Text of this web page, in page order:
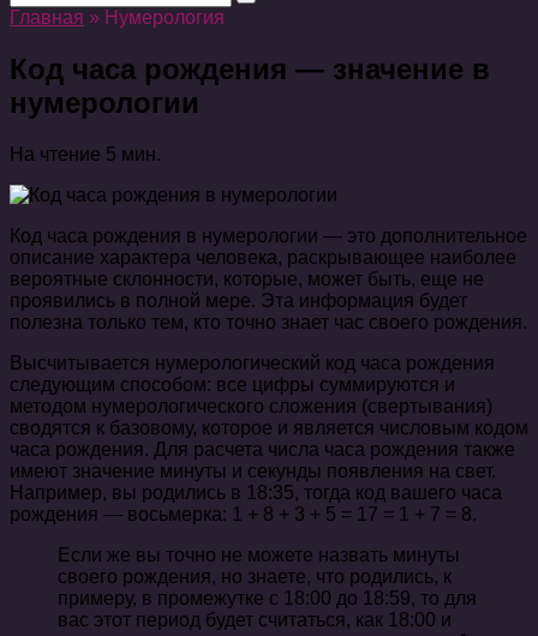
for:
Главная » Нумерология
Код часа рождения — значение в
нумерологии
На чтение 5 мин.
Код часа рождения в нумерологии — это дополнительное
описание характера человека, раскрывающее наиболее
вероятные склонности, которые, может быть, еще не
проявились в полной мере. Эта информация будет
полезна только тем, кто точно знает час своего рождения.
Высчитывается нумерологический код часа рождения
следующим способом: все цифры суммируются и
методом нумерологического сложения (свертывания)
сводятся к базовому, которое и является числовым кодом
часа рождения. Для расчета числа часа рождения также
имеют значение минуты и секунды появления на свет.
Например, вы родились в 18:35, тогда код вашего часа
рождения — восьмерка: 1 + 8 + 3 + 5 = 17 = 1 + 7 = 8.
Если же вы точно не можете назвать минуты
своего рождения, но знаете, что родились, к
примеру, в промежутке с 18:00 до 18:59, то для
вас этот период будет считаться, как 18:00 и